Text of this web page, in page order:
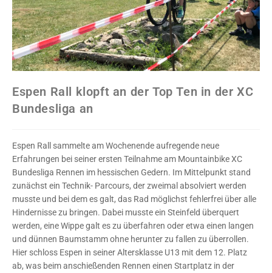
Espen Rall klopft an der Top Ten in der XC
Bundesliga an
Espen Rall sammelte am Wochenende aufregende neue
Erfahrungen bei seiner ersten Teilnahme am Mountainbike XC
Bundesliga Rennen im hessischen Gedern. Im Mittelpunkt stand
zunächst ein Technik- Parcours, der zweimal absolviert werden
musste und bei dem es galt, das Rad möglichst fehlerfrei über alle
Hindernisse zu bringen. Dabei musste ein Steinfeld überquert
werden, eine Wippe galt es zu überfahren oder etwa einen langen
und dünnen Baumstamm ohne herunter zu fallen zu überrollen.
Hier schloss Espen in seiner Altersklasse U13 mit dem 12. Platz
ab, was beim anschießenden Rennen einen Startplatz in der